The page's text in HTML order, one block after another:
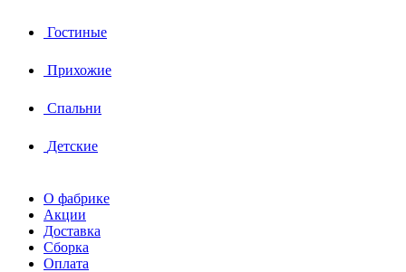
Гостиные
Прихожие
Спальни
Детские
О фабрике
Акции
Доставка
Сборка
Оплата